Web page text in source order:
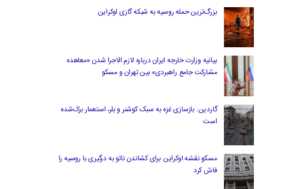
بزرگ‌ترین حمله روسیه به شبکه گازی اوکراین
بیانیه وزارت خارجه ایران درباره لازم‌ الاجرا شدن «معاهده
مشارکت جامع راهبردی» بین تهران و مسکو
گاردین: بازسازی غزه به سبک کوشنر و بلر، استعمار بزک‌شده
است
مسکو نقشه اوکراین برای کشاندن ناتو به درگیری با روسیه را
فاش کرد